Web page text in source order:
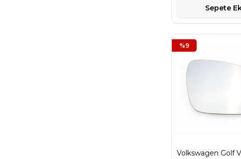
Sepete
Volkswagen Golf
%9